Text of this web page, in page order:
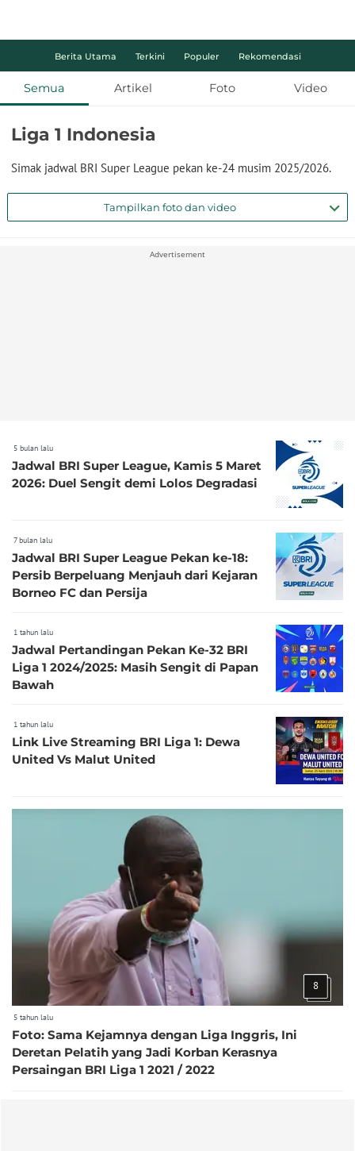
Berita Utama Terkini Populer Rekomendasi
Semua Artikel Foto Video
Liga 1 Indonesia
Simak jadwal BRI Super League pekan ke-24 musim 2025/2026.
Tampilkan foto dan video
Advertisement
5 bulan lalu
Jadwal BRI Super League, Kamis 5 Maret
2026: Duel Sengit demi Lolos Degradasi
7 bulan lalu
Jadwal BRI Super League Pekan ke-18:
Persib Berpeluang Menjauh dari Kejaran
Borneo FC dan Persija
1 tahun lalu
Jadwal Pertandingan Pekan Ke-32 BRI
Liga 1 2024/2025: Masih Sengit di Papan
Bawah
1 tahun lalu
Link Live Streaming BRI Liga 1: Dewa
United Vs Malut United
8
5 tahun lalu
Foto: Sama Kejamnya dengan Liga Inggris, Ini
Deretan Pelatih yang Jadi Korban Kerasnya
Persaingan BRI Liga 1 2021 / 2022